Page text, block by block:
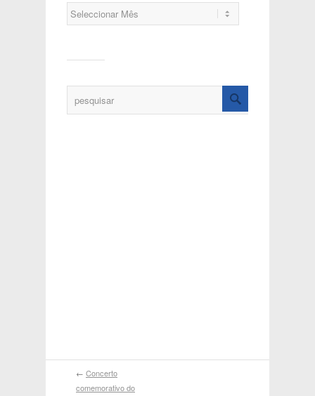
← Concerto
comemorativo do